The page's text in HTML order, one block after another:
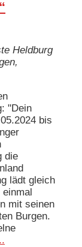
Heldburg
"Dein
bis
die
lädt gleich
mit seinen
Burgen.